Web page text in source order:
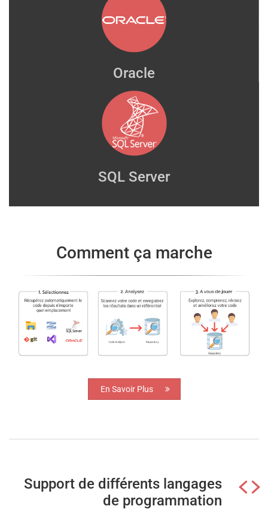
Oracle
SQL Server
Comment ça marche
En Savoir Plus
Support de différents langages
de programmation